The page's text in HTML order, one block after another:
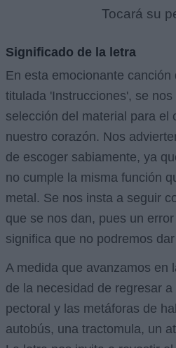
Tocará su
Significado de la letra
En esta emocionante canción
titulada 'Instrucciones', se
selección del material para el
nuestro corazón. Nos
de escoger sabiamente, ya
no cumple la misma función
metal. Se nos insta a seguir
que se nos dan, pues un
significa que no podremos
A medida que avanzamos en
de la necesidad de regresar
pectoral y las metáforas de
autobús, una tractomula, un